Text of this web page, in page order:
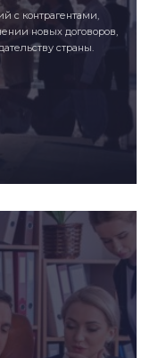
с контрагентами,
новых договоров,
страны.